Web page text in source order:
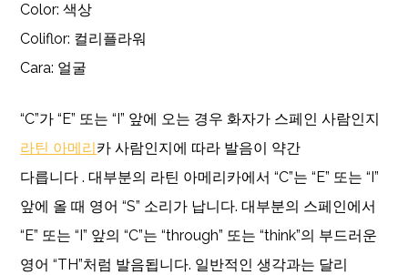
Color: 색상
Coliflor: 컬리플라워
Cara: 얼굴
“C”가 “E” 또는 “I” 앞에 오는 경우 화자가 스페인 사람인지
라틴 아메리 카 사람인지에 따라 발음이 약간
다릅니다 . 대부분의 라틴 아메리카에서 “C”는 “E” 또는 “I”
앞에 올 때 영어 “S” 소리가 납니다. 대부분의 스페인에서
“E” 또는 “I” 앞의 “C”는 “through” 또는 “think”의 부드러운
영어 “TH”처럼 발음됩니다. 일반적인 생각과는 달리